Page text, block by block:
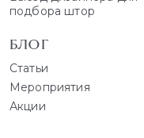
подбора штор
БЛОГ
Статьи
Мероприятия
Акции